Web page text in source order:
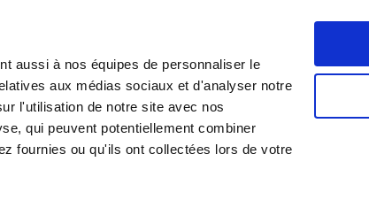
aussi à nos équipes de personnaliser le
aux médias sociaux et d'analyser notre
l'utilisation de notre site avec nos
qui peuvent potentiellement combiner
fournies ou qu'ils ont collectées lors de votre
Fruits Rouges
RECETTE VALIDÉE